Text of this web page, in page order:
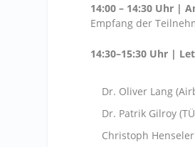
14:00 – 14:30 Uhr |
Empfang der
14:30–15:30 Uhr |
Dr. Oliver Lang
Dr. Patrik Gilroy
Christoph